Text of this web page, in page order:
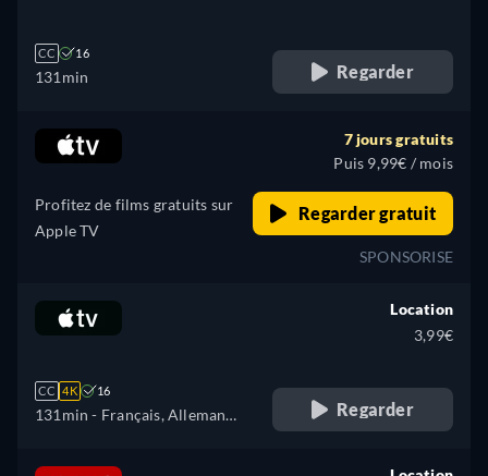
Portugais (Brésil), Turc
CC 16
131min Regarder
Profitez de films gratuits sur
Apple TV
7 jours gratuits
Puis 9,99€ / mois
Regarder gratuit
SPONSORISE
CC 4K 16
131min - Français, Allemand,
Location
3,99€
Regarder